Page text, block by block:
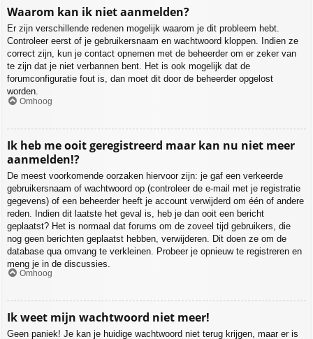
Waarom kan ik niet aanmelden?
Er zijn verschillende redenen mogelijk waarom je dit probleem hebt.
Controleer eerst of je gebruikersnaam en wachtwoord kloppen. Indien ze
correct zijn, kun je contact opnemen met de beheerder om er zeker van
te zijn dat je niet verbannen bent. Het is ook mogelijk dat de
forumconfiguratie fout is, dan moet dit door de beheerder opgelost
worden.
Omhoog
Ik heb me ooit geregistreerd maar kan nu niet meer
aanmelden!?
De meest voorkomende oorzaken hiervoor zijn: je gaf een verkeerde
gebruikersnaam of wachtwoord op (controleer de e-mail met je registratie
gegevens) of een beheerder heeft je account verwijderd om één of andere
reden. Indien dit laatste het geval is, heb je dan ooit een bericht
geplaatst? Het is normaal dat forums om de zoveel tijd gebruikers, die
nog geen berichten geplaatst hebben, verwijderen. Dit doen ze om de
database qua omvang te verkleinen. Probeer je opnieuw te registreren en
meng je in de discussies.
Omhoog
Ik weet mijn wachtwoord niet meer!
Geen paniek! Je kan je huidige wachtwoord niet terug krijgen, maar er is